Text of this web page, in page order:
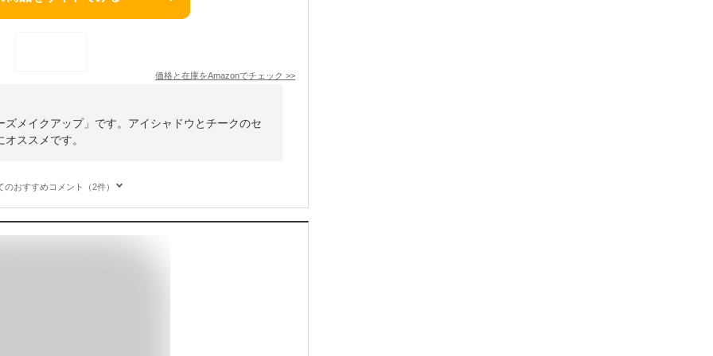
価格と在庫をAmazonでチェック >>
メイクアップ」です。アイシャドウとチークのセ
ススメです。
のおすすめコメント（2件）